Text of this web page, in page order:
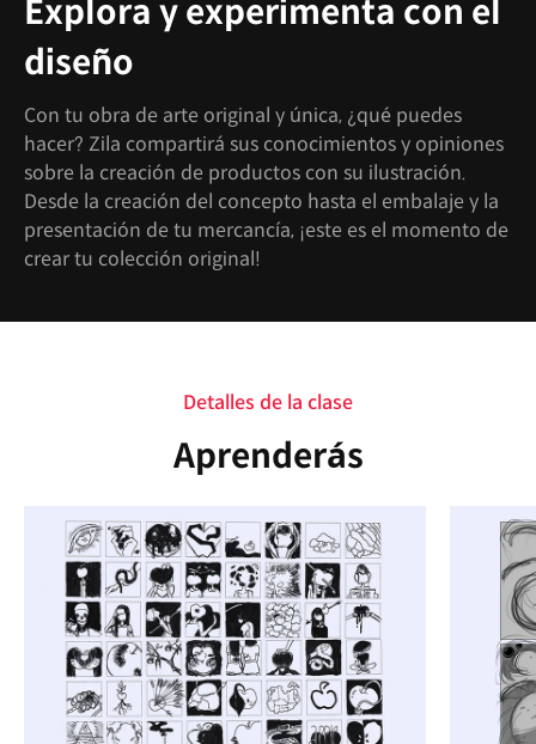
Explora y experimenta con el
diseño
Con tu obra de arte original y única, ¿qué puedes
hacer? Zila compartirá sus conocimientos y opiniones
sobre la creación de productos con su ilustración.
Desde la creación del concepto hasta el embalaje y la
presentación de tu mercancía, ¡este es el momento de
crear tu colección original!
Detalles de la clase
Aprenderás